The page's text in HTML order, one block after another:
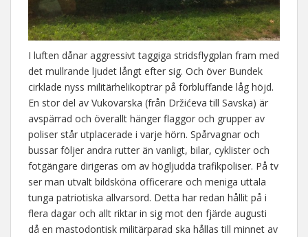
I luften dånar aggressivt taggiga stridsflygplan fram med
det mullrande ljudet långt efter sig. Och över Bundek
cirklade nyss militärhelikoptrar på förbluffande låg höjd.
En stor del av Vukovarska (från Držićeva till Savska) är
avspärrad och överallt hänger flaggor och grupper av
poliser står utplacerade i varje hörn. Spårvagnar och
bussar följer andra rutter än vanligt, bilar, cyklister och
fotgängare dirigeras om av högljudda trafikpoliser. På tv
ser man utvalt bildsköna officerare och meniga uttala
tunga patriotiska allvarsord. Detta har redan hållit på i
flera dagar och allt riktar in sig mot den fjärde augusti
då en mastodontisk militärparad ska hållas till minnet av